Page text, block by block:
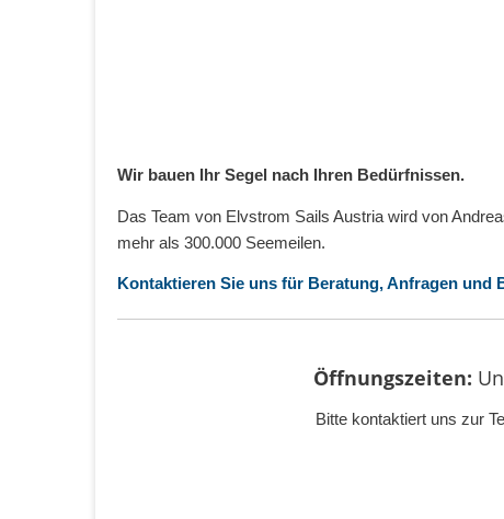
Wir bauen Ihr Segel nach Ihren Bedürfnissen.
Das Team von Elvstrom Sails Austria wird von
mehr als 300.000 Seemeilen.
Kontaktieren Sie uns für Beratung, Anfragen und
Öffnungszeiten:
Bitte kontaktiert uns zur